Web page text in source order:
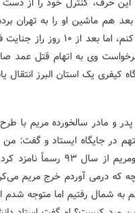
هم ماشین او را به تهران
به قتل اعتراف کنم،
وی به اتهام قتل عمد
کیفری یک استان البرز انتقال
و مادر سالخورده مریم با
در جایگاه ایستاد و گفت: من
را بکشم. من ومریم از
که درمی آوردم خرج مریم
به شمال رفتیم اما متوجه شدم